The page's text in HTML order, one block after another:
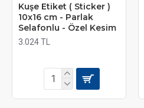
Kuşe Etiket ( Sticker )
10x16 cm - Parlak
Selafonlu - Özel Kesim
3.024 TL